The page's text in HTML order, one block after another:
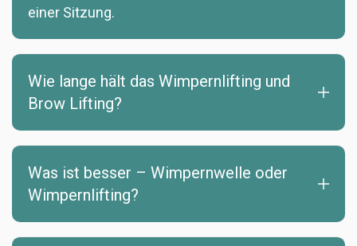
einer Sitzung.
Wie lange hält das Wimpernlifting und
Brow Lifting?
Was ist besser – Wimpernwelle oder
Wimpernlifting?